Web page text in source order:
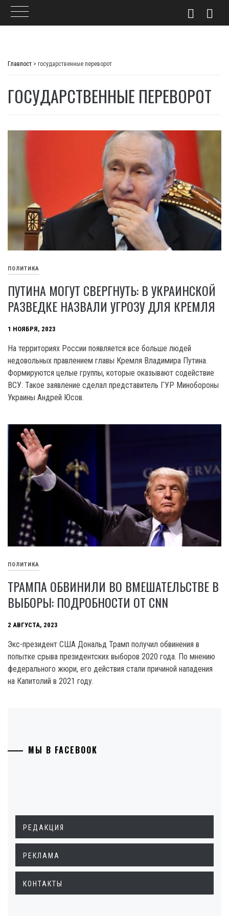
Главпост > государственные переворот
ГОСУДАРСТВЕННЫЕ ПЕРЕВОРОТ
ПОЛИТИКА
ПУТИНА МОГУТ СВЕРГНУТЬ: В УКРАИНСКОЙ
РАЗВЕДКЕ НАЗВАЛИ УГРОЗУ ДЛЯ КРЕМЛЯ
1 НОЯБРЯ, 2023
На территориях России появляется все больше людей
недовольных правлением главы Кремля Владимира Путина.
Формируются целые группы, которые оказывают содействие
ВСУ. Такое заявление сделал представитель ГУР Минобороны
Украины Андрей Юсов.
ПОЛИТИКА
ТРАМПА ОБВИНИЛИ ВО ВМЕШАТЕЛЬСТВЕ В
ВЫБОРЫ: ПОДРОБНОСТИ ОТ CNN
2 АВГУСТА, 2023
Экс-президент США Дональд Трамп получил обвинения в
попытке срыва президентских выборов 2020 года. По мнению
федерального жюри, его действия стали причиной нападения
на Капитолий в 2021 году.
МЫ В FACEBOOK
РЕДАКЦИЯ
РЕКЛАМА
КОНТАКТЫ